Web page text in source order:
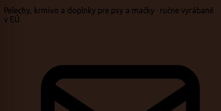
Pelechy, krmivo a doplnky pre psy a mačky · ručne vyrábané
v EÚ.